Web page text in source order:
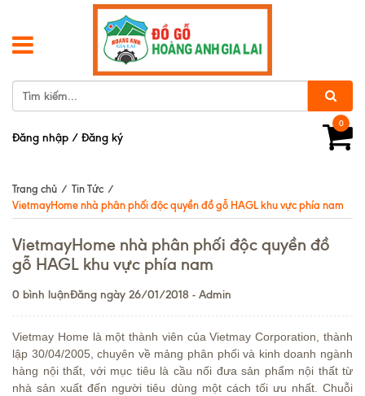
0
Đăng nhập / Đăng ký
Trang chủ / Tin Tức /
VietmayHome nhà phân phối độc quyền đồ gỗ HAGL khu vực phía nam
VietmayHome nhà phân phối độc quyền đồ
gỗ HAGL khu vực phía nam
Đăng ngày 26/01/2018 - Admin
0 bình luận
Vietmay Home là một thành viên của Vietmay Corporation, thành
lập 30/04/2005, chuyên về mảng phân phối và kinh doanh ngành
hàng nội thất, với mục tiêu là cầu nối đưa sản phẩm nội thất từ
nhà sản xuất đến người tiêu dùng một cách tối ưu nhất. Chuỗi